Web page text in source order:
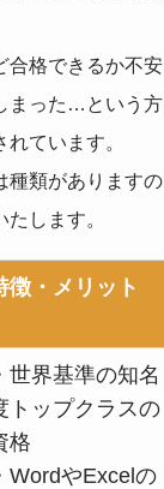
合格できるか不
まった…という
ています。
種類があります
します。
徴・メリット
世界基準の知名
トップクラスの
格
WordやExcelの